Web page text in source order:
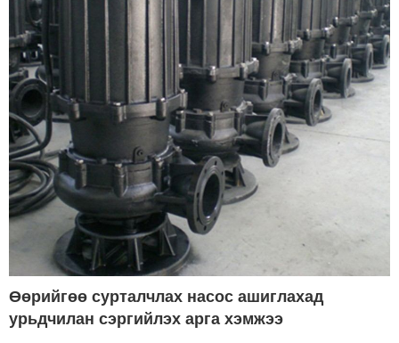
Өөрийгөө сурталчлах насос ашиглахад
урьдчилан сэргийлэх арга хэмжээ